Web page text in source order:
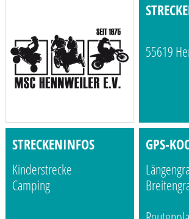
55619
STRECKENINFOS
Kinderstrecke
Camping
GPS-